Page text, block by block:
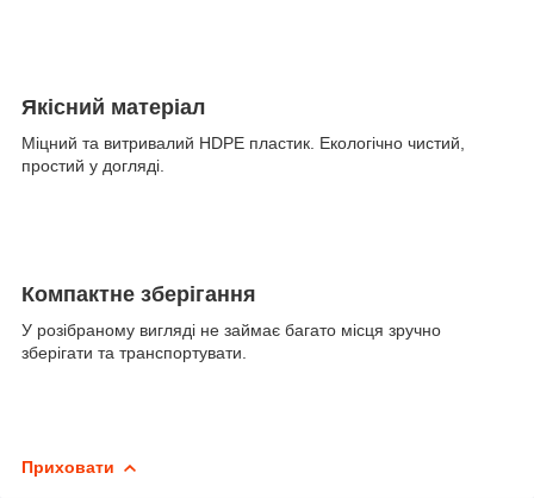
Якісний матеріал
Міцний та витривалий HDPE пластик. Екологічно чистий,
простий у догляді.
Компактне зберігання
У розібраному вигляді не займає багато місця зручно
зберігати та транспортувати.
Приховати